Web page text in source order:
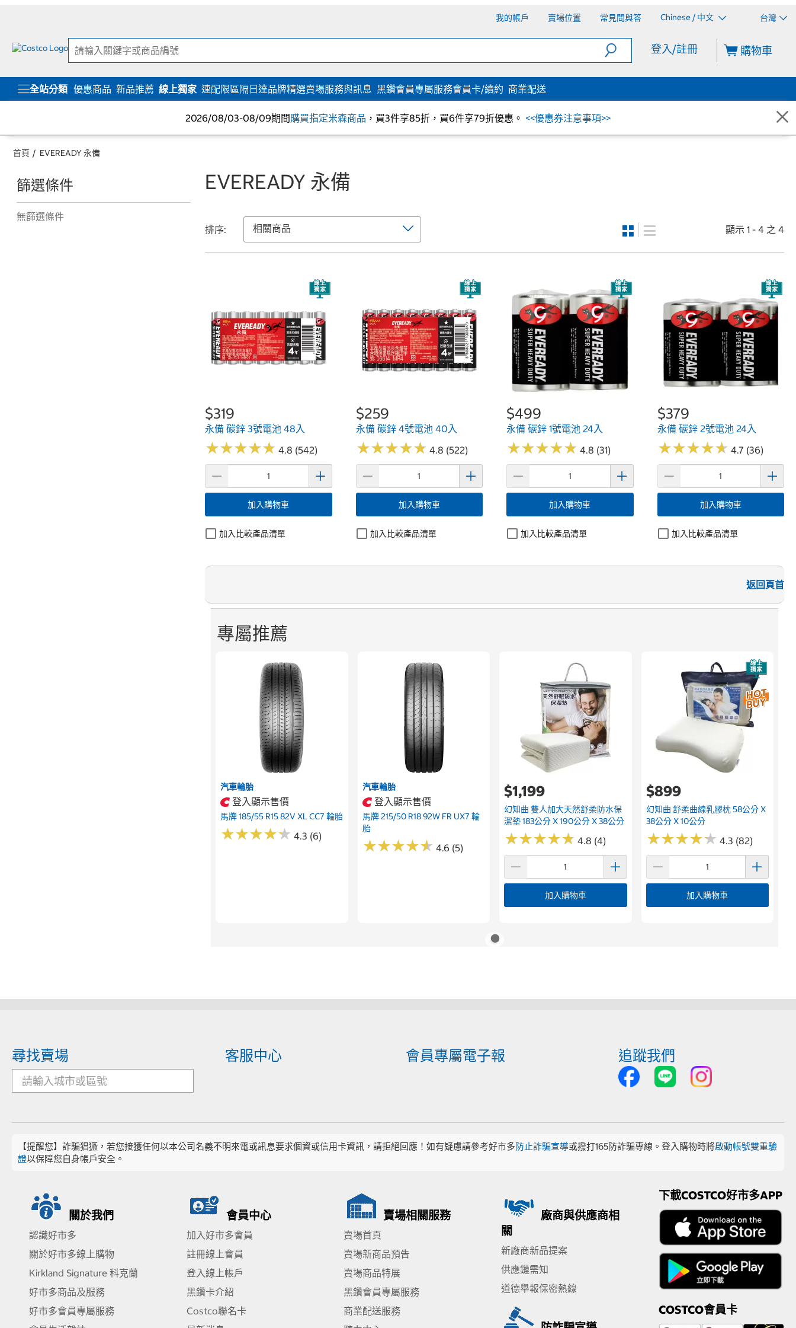
我的帳戶 賣場位置 常見問與答 Chinese / 中文 台灣
登入/註冊 購物車
全站分類 優惠商品 新品推薦 線上獨家 速配限區隔日達品牌精選賣場服務與訊息 黑鑽會員專屬服務會員卡/續約 商業配送
2026/08/03-08/09期間購買指定米森商品 ，買3件享85折，買6件享79折優惠。 <<優惠券注意事項>>
首頁 EVEREADY 永備
篩選條件
無篩選條件
EVEREADY 永備
排序: 顯示 1 - 4 之 4
$319
永備 碳鋅 3號電池 48入
★★★★★
★★★★★ 4.8 (542)
加入購物車
加入比較產品清單
$259
永備 碳鋅 4號電池 40入
★★★★★
★★★★★ 4.8 (522)
加入購物車
加入比較產品清單
$499
永備 碳鋅 1號電池 24入
★★★★★
★★★★★ 4.8 (31)
加入購物車
加入比較產品清單
$379
永備 碳鋅 2號電池 24入
★★★★★
★★★★★ 4.7 (36)
加入購物車
加入比較產品清單
返回頁首
專屬推薦
汽車輪胎
登入顯示售價
馬牌 185/55 R15 82V XL CC7 輪胎
★★★★★
★★★★★ 4.3 (6)
汽車輪胎
登入顯示售價
馬牌 215/50 R18 92W FR UX7 輪
胎
★★★★★
★★★★★ 4.6 (5)
$1,199
幻知曲 雙人加大天然舒柔防水保
潔墊 183公分 X 190公分 X 38公分
★★★★★
★★★★★ 4.8 (4)
加入購物車
$899
幻知曲 舒柔曲線乳膠枕 58公分 X
38公分 X 10公分
★★★★★
★★★★★ 4.3 (82)
加入購物車
尋找賣場 客服中心 會員專屬電子報 追蹤我們
【提醒您】詐騙猖獗，若您接獲任何以本公司名義不明來電或訊息要求個資或信用卡資訊，請拒絕回應！如有疑慮請參考好市多防止詐騙宣導或撥打165防詐騙專線。登入購物時將啟動帳號雙重驗
證以保障您自身帳戶安全。
關於我們
認識好市多
關於好市多線上購物
Kirkland Signature 科克蘭
好市多商品及服務
好市多會員專屬服務
會員中心
加入好市多會員
註冊線上會員
登入線上帳戶
黑鑽卡介紹
Costco聯名卡
賣場相關服務
賣場首頁
賣場新商品預告
賣場商品特展
黑鑽會員專屬服務
商業配送服務
廠商與供應商相
關
新廠商新品提案
供應鏈需知
道德舉報保密熱線
下載COSTCO好市多APP
COSTCO會員卡